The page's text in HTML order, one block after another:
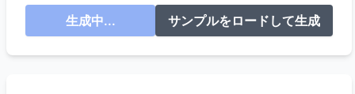
生成中... サンプルをロードして生成